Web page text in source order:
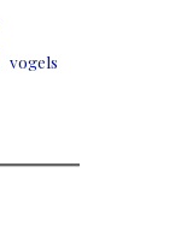
vogels